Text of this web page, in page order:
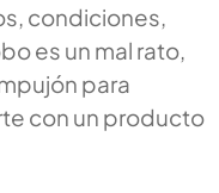
condiciones,
es un mal rato,
para
con un producto